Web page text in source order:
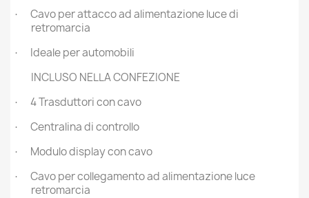
·
Cavo per attacco ad alimentazione luce di
retromarcia
·
Ideale per automobili
INCLUSO NELLA CONFEZIONE
· 4 Trasduttori con cavo
· Centralina di controllo
· Modulo display con cavo
·
Cavo per collegamento ad alimentazione luce
retromarcia